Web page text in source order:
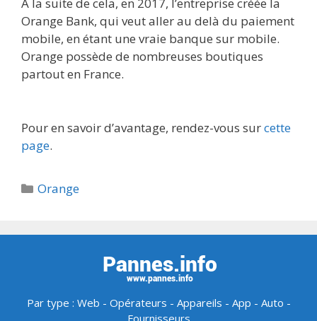
A la suite de cela, en 2017, l’entreprise créée la
Orange Bank, qui veut aller au delà du paiement
mobile, en étant une vraie banque sur mobile.
Orange possède de nombreuses boutiques
partout en France.
Pour en savoir d’avantage, rendez-vous surcette
page.
Catégories
Orange
Par type : Web - Opérateurs - Appareils - App - Auto -
Fournisseurs